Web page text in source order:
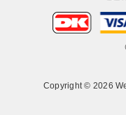
Copyright © 2026